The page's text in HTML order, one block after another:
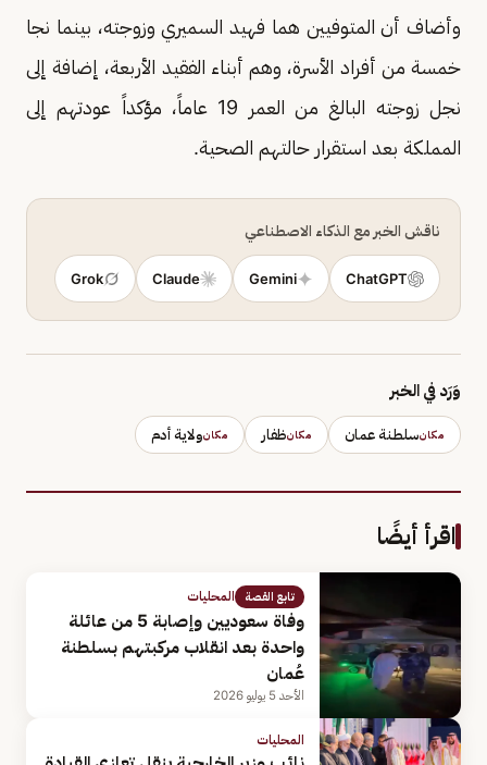
وأضاف أن المتوفيين هما فهيد السميري وزوجته، بينما نجا
خمسة من أفراد الأسرة، وهم أبناء الفقيد الأربعة، إضافة إلى
نجل زوجته البالغ من العمر 19 عاماً، مؤكداً عودتهم إلى
المملكة بعد استقرار حالتهم الصحية.
ناقش الخبر مع الذكاء الاصطناعي
ChatGPT
Gemini
Claude
Grok
وَرَد في الخبر
مكانسلطنة عمان مكانظفار مكانولاية أدم
اقرأ أيضًا
تابع القصة المحليات
وفاة سعوديين وإصابة 5 من عائلة
واحدة بعد انقلاب مركبتهم بسلطنة
عُمان
الأحد 5 يوليو 2026
المحليات